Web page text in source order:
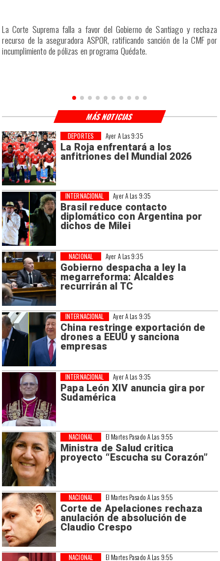
La Corte Suprema falla a favor del Gobierno de Santiago y rechaza
recurso de la aseguradora ASPOR, ratificando sanción de la CMF por
incumplimiento de pólizas en programa Quédate.
Ayer A Las 9:35
La Roja enfrentará a los
anfitriones del Mundial 2026
DEPORTES
Ayer A Las 9:35
Brasil reduce contacto
diplomático con Argentina por
dichos de Milei
INTERNACIONAL
Ayer A Las 9:35
Gobierno despacha a ley la
megarreforma: Alcaldes
recurrirán al TC
NACIONAL
Ayer A Las 9:35
China restringe exportación de
drones a EEUU y sanciona
empresas
INTERNACIONAL
Ayer A Las 9:35
Papa León XIV anuncia gira por
Sudamérica
INTERNACIONAL
El Martes Pasado A Las 9:55
Ministra de Salud critica
proyecto “Escucha su Corazón”
NACIONAL
El Martes Pasado A Las 9:55
Corte de Apelaciones rechaza
anulación de absolución de
Claudio Crespo
NACIONAL
El Martes Pasado A Las 9:55
NACIONAL
MÁS NOTICIAS